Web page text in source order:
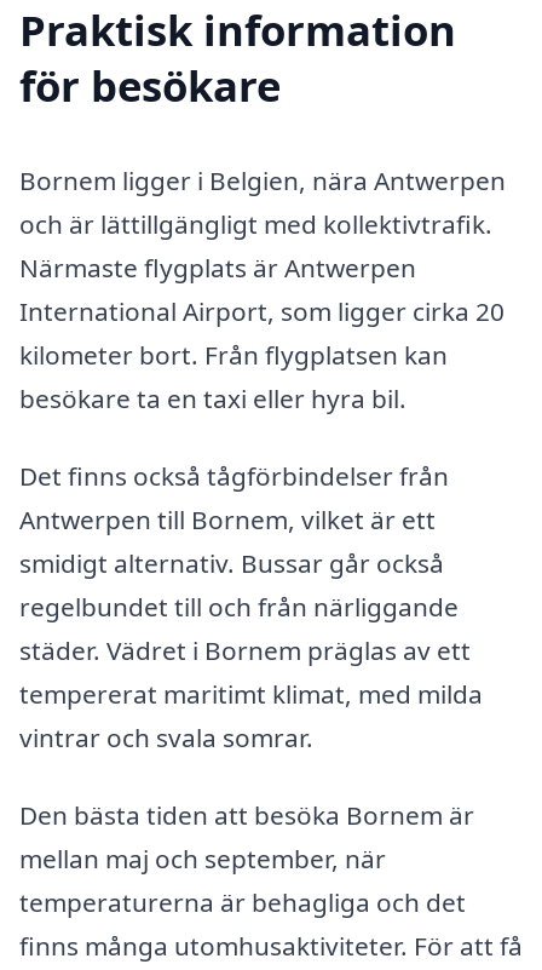
Praktisk information
för besökare
Bornem ligger i Belgien, nära Antwerpen
och är lättillgängligt med kollektivtrafik.
Närmaste flygplats är Antwerpen
International Airport, som ligger cirka 20
kilometer bort. Från flygplatsen kan
besökare ta en taxi eller hyra bil.
Det finns också tågförbindelser från
Antwerpen till Bornem, vilket är ett
smidigt alternativ. Bussar går också
regelbundet till och från närliggande
städer. Vädret i Bornem präglas av ett
tempererat maritimt klimat, med milda
vintrar och svala somrar.
Den bästa tiden att besöka Bornem är
mellan maj och september, när
temperaturerna är behagliga och det
finns många utomhusaktiviteter. För att få